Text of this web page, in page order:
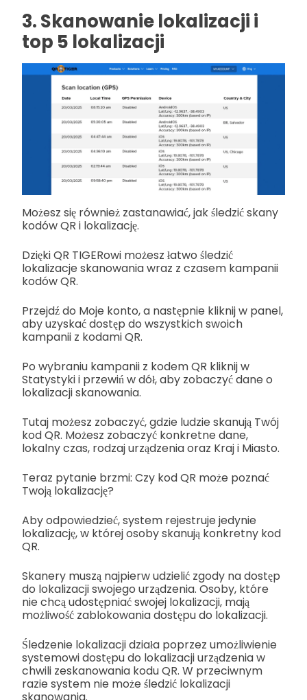
3. Skanowanie lokalizacji i
top 5 lokalizacji
Możesz się również zastanawiać, jak śledzić skany
kodów QR i lokalizację.
Dzięki QR TIGERowi możesz łatwo śledzić
lokalizacje skanowania wraz z czasem kampanii
kodów QR.
Przejdź do Moje konto, a następnie kliknij w panel,
aby uzyskać dostęp do wszystkich swoich
kampanii z kodami QR.
Po wybraniu kampanii z kodem QR kliknij w
Statystyki i przewiń w dół, aby zobaczyć dane o
lokalizacji skanowania.
Tutaj możesz zobaczyć, gdzie ludzie skanują Twój
kod QR. Możesz zobaczyć konkretne dane,
lokalny czas, rodzaj urządzenia oraz Kraj i Miasto.
Teraz pytanie brzmi: Czy kod QR może poznać
Twoją lokalizację?
Aby odpowiedzieć, system rejestruje jedynie
lokalizację, w której osoby skanują konkretny kod
QR.
Skanery muszą najpierw udzielić zgody na dostęp
do lokalizacji swojego urządzenia. Osoby, które
nie chcą udostępniać swojej lokalizacji, mają
możliwość zablokowania dostępu do lokalizacji.
Śledzenie lokalizacji działa poprzez umożliwienie
systemowi dostępu do lokalizacji urządzenia w
chwili zeskanowania kodu QR. W przeciwnym
razie system nie może śledzić lokalizacji